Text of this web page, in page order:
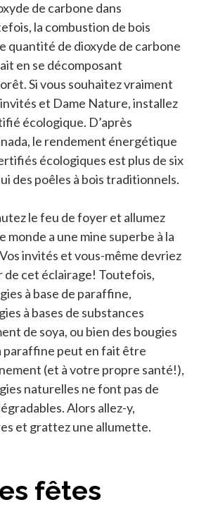
de carbone dans
la combustion de bois
quantité de dioxyde de carbone
en se décomposant
Si vous souhaitez vraiment
et Dame Nature, installez
écologique. D’après
le rendement énergétique
écologiques est plus de six
des poêles à bois traditionnels.
le feu de foyer et allumez
monde a une mine superbe à la
invités et vous-même devriez
cet éclairage! Toutefois,
à base de paraffine,
à bases de substances
de soya, ou bien des bougies
paraffine peut en fait être
(et à votre propre santé!),
naturelles ne font pas de
Alors allez-y,
et grattez une allumette.
fêtes